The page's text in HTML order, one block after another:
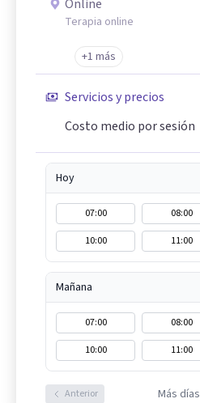
Online
Terapia online
+1 más
Servicios y precios
Costo medio por sesión
Hoy
07:00 08:00
10:00
11:00
Mañana
07:00 08:00
10:00
11:00
Anterior Más días